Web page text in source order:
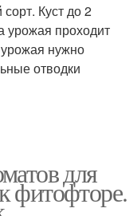
Куст до 2
урожая проходит
нужно
отводки
для
фитофторе.